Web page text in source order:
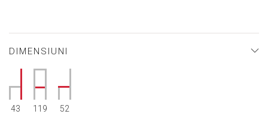
DIMENSIUNI
43 119 52